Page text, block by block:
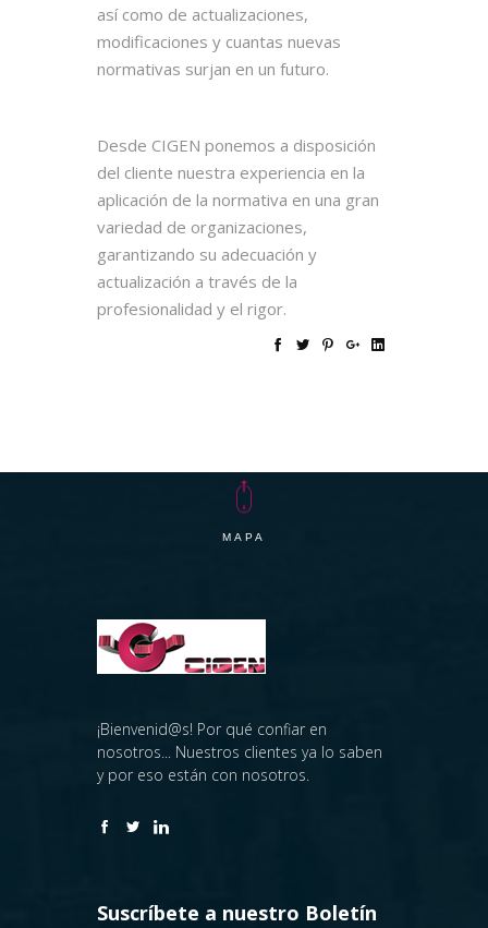
así como de actualizaciones,
modificaciones y cuantas nuevas
normativas surjan en un futuro.
Desde CIGEN ponemos a disposición
del cliente nuestra experiencia en la
aplicación de la normativa en una gran
variedad de organizaciones,
garantizando su adecuación y
actualización a través de la
profesionalidad y el rigor.
MAPA
¡Bienvenid@s! Por qué confiar en
nosotros... Nuestros clientes ya lo saben
y por eso están con nosotros.
Suscríbete a nuestro Boletín